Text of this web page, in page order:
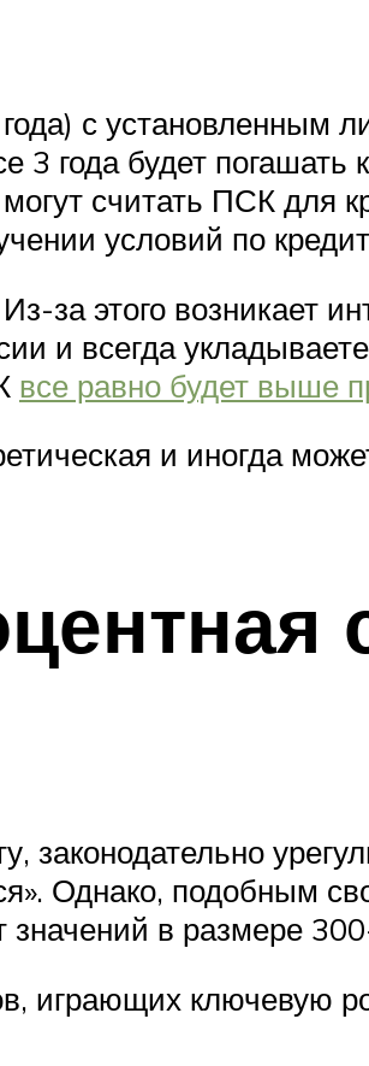
с установленным
3 года будет
считать ПСК для
условий по
за этого возникает
и всегда
все равно будет выше
и иногда
законодательно
Однако, подобным
значений в размере
играющих ключевую